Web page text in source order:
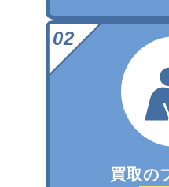
買取の